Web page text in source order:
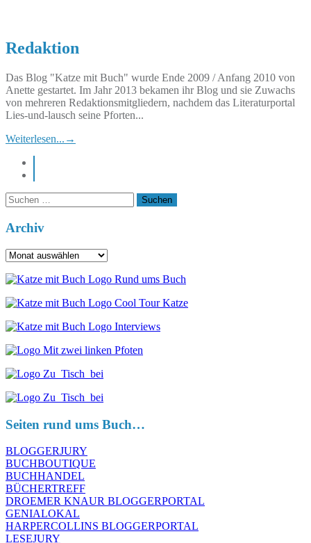
Redaktion
Das Blog "Katze mit Buch" wurde Ende 2009 / Anfang 2010 von
Anette gestartet. Im Jahr 2013 bekamen ihr Blog und sie Zuwachs
von mehreren Redaktionsmitgliedern, nachdem das Literaturportal
Lies-und-lausch seine Pforten...
Weiterlesen... →
Suchen
nach:
Archiv
Archiv
Seiten rund ums Buch…
BLOGGERJURY
BUCHBOUTIQUE
BUCHHANDEL
BÜCHERTREFF
DROEMER KNAUR BLOGGERPORTAL
GENIALOKAL
HARPERCOLLINS BLOGGERPORTAL
LESEJURY